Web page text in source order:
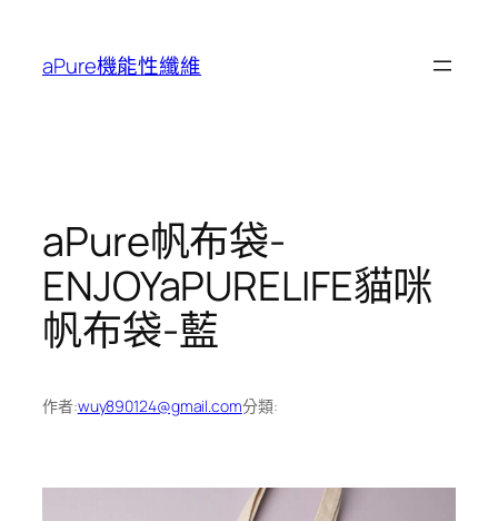
aPure機能性纖維
aPure帆布袋-
ENJOYaPURELIFE貓咪
帆布袋-藍
作者:wuy890124@gmail.com分類: